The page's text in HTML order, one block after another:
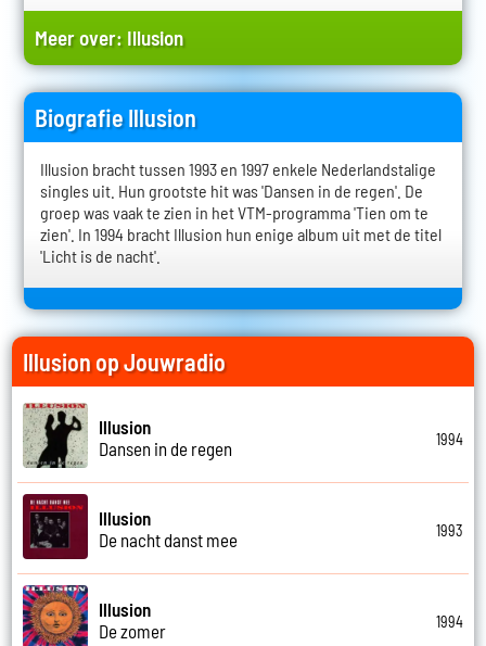
Meer over: Illusion
Biografie Illusion
Illusion bracht tussen 1993 en 1997 enkele Nederlandstalige
singles uit. Hun grootste hit was 'Dansen in de regen'. De
groep was vaak te zien in het VTM-programma 'Tien om te
zien'. In 1994 bracht Illusion hun enige album uit met de titel
'Licht is de nacht'.
Illusion op Jouwradio
Illusion
Dansen in de regen
1994
Illusion
De nacht danst mee
1993
Illusion
De zomer
1994